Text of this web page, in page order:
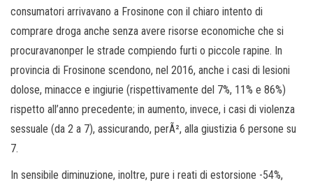
consumatori arrivavano a Frosinone con il chiaro intento di
comprare droga anche senza avere risorse economiche che si
procuravanonper le strade compiendo furti o piccole rapine. In
provincia di Frosinone scendono, nel 2016, anche i casi di lesioni
dolose, minacce e ingiurie (rispettivamente del 7%, 11% e 86%)
rispetto all’anno precedente; in aumento, invece, i casi di violenza
sessuale (da 2 a 7), assicurando, perÃ², alla giustizia 6 persone su
7.
In sensibile diminuzione, inoltre, pure i reati di estorsione -54%,